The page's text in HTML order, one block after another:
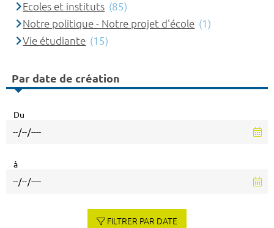
Ecoles et instituts (85)
Notre politique - Notre projet d'école (1)
Vie étudiante (15)
Par date de création
Du
à
FILTRER PAR DATE